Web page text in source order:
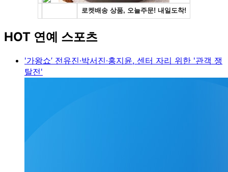
HOT 연예 스포츠
'가왕쇼’ 전유진·박서진·홍지윤, 센터 자리 위한 '관객 쟁
탈전'